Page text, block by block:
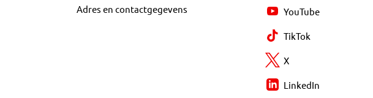
Adres en contactgegevens YouTube
TikTok
X
LinkedIn